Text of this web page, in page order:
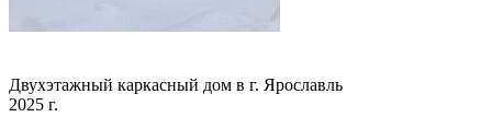
Двухэтажный каркасный дом в г. Ярославль
2025 г.